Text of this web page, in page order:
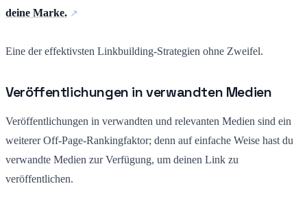
deine Marke.
Eine der effektivsten Linkbuilding-Strategien ohne Zweifel.
Veröffentlichungen in verwandten Medien
Veröffentlichungen in verwandten und relevanten Medien sind ein
weiterer Off-Page-Rankingfaktor; denn auf einfache Weise hast du
verwandte Medien zur Verfügung, um deinen Link zu
veröffentlichen.